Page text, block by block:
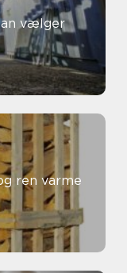
vælger
ren varme